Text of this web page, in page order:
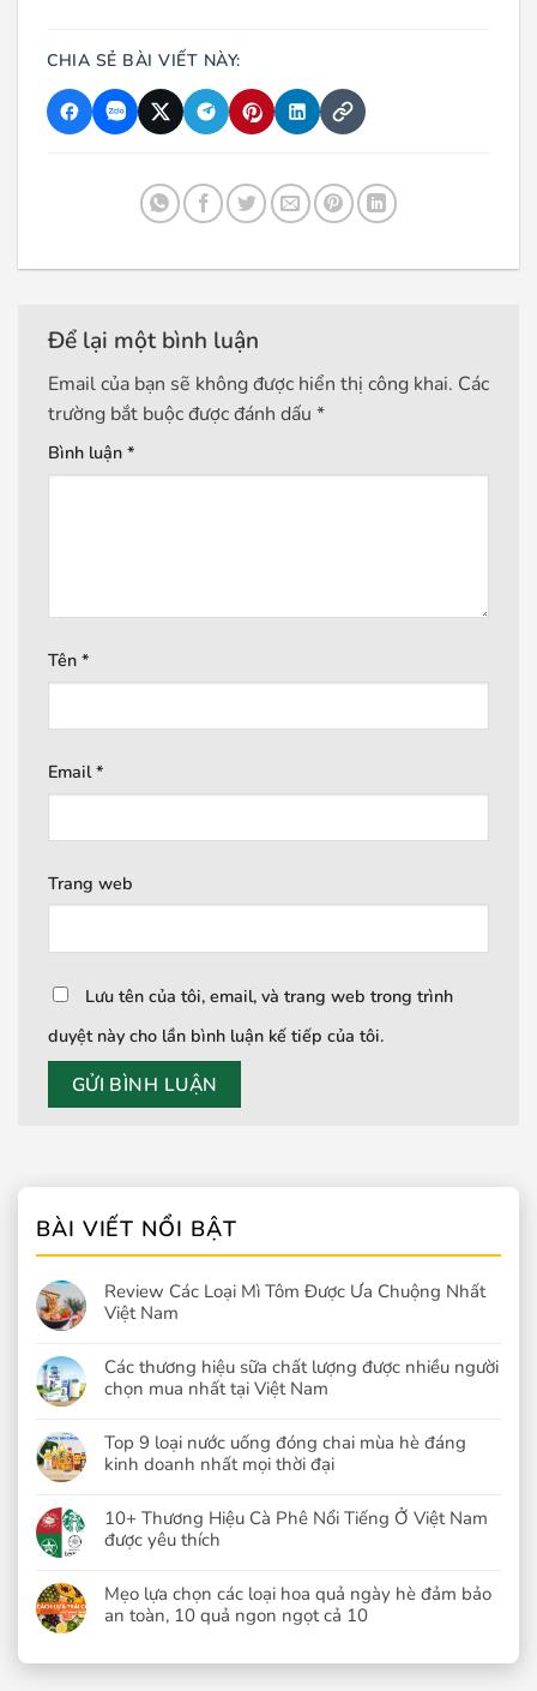
CHIA SẺ BÀI VIẾT NÀY:
Để lại một bình luận
Email của bạn sẽ không được hiển thị công khai. Các
trường bắt buộc được đánh dấu *
Bình luận *
Tên *
Email*
Trang web
Lưu tên của tôi, email, và trang web trong trình
duyệt này cho lần bình luận kế tiếp của tôi.
BÀI VIẾT NỔI BẬT
Review Các Loại Mì Tôm Được Ưa Chuộng Nhất
Việt Nam
Các thương hiệu sữa chất lượng được nhiều người
chọn mua nhất tại Việt Nam
Top 9 loại nước uống đóng chai mùa hè đáng
kinh doanh nhất mọi thời đại
10+ Thương Hiệu Cà Phê Nổi Tiếng Ở Việt Nam
được yêu thích
Mẹo lựa chọn các loại hoa quả ngày hè đảm bảo
an toàn, 10 quả ngon ngọt cả 10